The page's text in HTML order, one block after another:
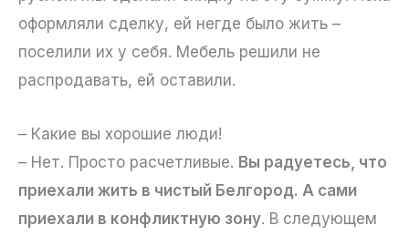
оформляли сделку, ей негде было жить –
поселили их у себя. Мебель решили не
распродавать, ей оставили.
– Какие вы хорошие люди!
– Нет. Просто расчетливые. Вы радуетесь, что
приехали жить в чистый Белгород. А сами
приехали в конфликтную зону. В следующем